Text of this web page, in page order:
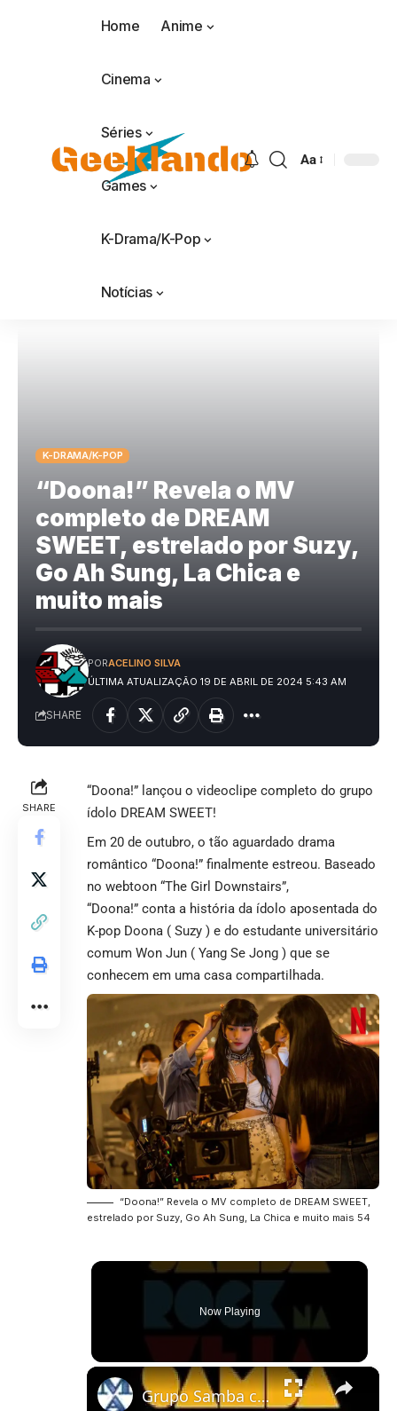
Home Anime
Cinema
Séries
Games
K-Drama/K-Pop
Notícias
Aa
K-DRAMA/K-POP
“Doona!” Revela o MV
completo de DREAM
SWEET, estrelado por Suzy,
Go Ah Sung, La Chica e
muito mais
ÚLTIMA ATUALIZAÇÃO 19 DE ABRIL DE 2024 5:43 AM
PORACELINO SILVA
SHARE
SHARE
“Doona!” lançou o videoclipe completo do grupo
ídolo DREAM SWEET!
Em 20 de outubro, o tão aguardado drama
romântico “Doona!” finalmente estreou. Baseado
no webtoon “The Girl Downstairs”,
“Doona!” conta a história da ídolo aposentada do
K-pop Doona ( Suzy ) e do estudante universitário
comum Won Jun ( Yang Se Jong ) que se
conhecem em uma casa compartilhada.
“Doona!” Revela o MV completo de DREAM SWEET,
estrelado por Suzy, Go Ah Sung, La Chica e muito mais 54
Now Playing
×
Grupo Samba canta: Pouporrit de Tim Maia e outros